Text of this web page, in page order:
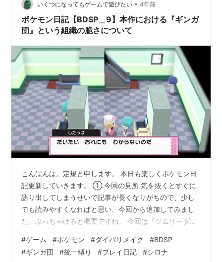
規。 シンオウ地方のチャンピオンとなるため、現チャン
ピオンであるシロナにバトル…
いくつになってもゲームで遊びたい • 4年前
ポケモン日記【BDSP＿9】本作における『ギンガ
団』という組織の脆さについて
こんばんは。定規と申します。 本日も楽しくポケモン日
記更新していきます。 ①.今回の見所 気を抜くとすぐに
語り出してしまうせいで記事が長くなりがちので、少し
でも読みやすくなればと思い、今回から追加してみまし
た。ぶっちゃけると概要ですね。 今回は『ジムリーダー
すじ ウリムーとサイホーンを新しい仲間に加えた定規。
これで地面統一縛りの手持ちがハヤシガメと合わせて3体
#ゲーム #ポケモン #ダイパリメイク #BDSP
#ギンガ団 #統一縛り #プレイ日記 #シロナ